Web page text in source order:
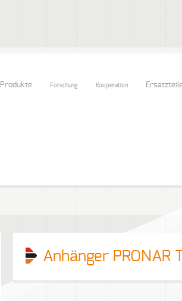
Produkte Forschung Kooperation
Anhänger PRONAR